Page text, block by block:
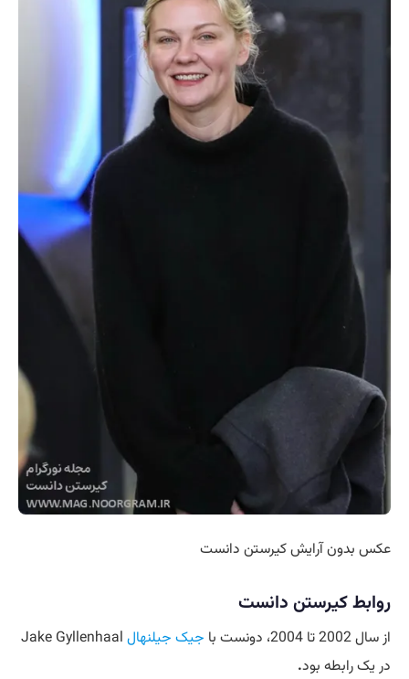
عکس بدون آرایش کیرستن دانست
روابط کیرستن دانست
از سال 2002 تا 2004، دونست با جیک جیلنهال Jake Gyllenhaal
در یک رابطه بود.